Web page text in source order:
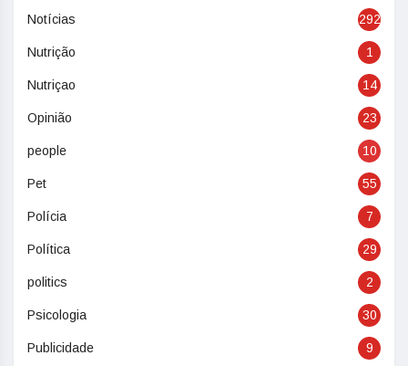
Notícias 292
Nutrição 1
Nutriçao 14
Opinião 23
people 10
Pet 55
Polícia 7
Política 29
politics 2
Psicologia 30
Publicidade 9